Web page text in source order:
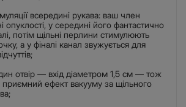
всередині рукава: ваш член
опуклості, у середині його фантастично
потім щільні перлини стимулюють
а у фіналі канал звужується для
отвір — вхід діаметром 1,5 см — тож
приємний ефект вакууму за щільного